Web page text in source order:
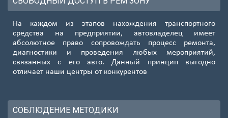
Крылатское
Подробнее...
Окружная
8 (985) 138-00-82
Подробнее...
8 (985) 138-00-82
Подробнее...
На каждом из этапов нахождения транспортного
средства на предприятии, автовладелец имеет
абсолютное право сопровождать процесс ремонта,
диагностики и проведения любых мероприятий,
связанных с его авто. Данный принцип выгодно
отличает наши центры от конкурентов
СОБЛЮДЕНИЕ МЕТОДИКИ